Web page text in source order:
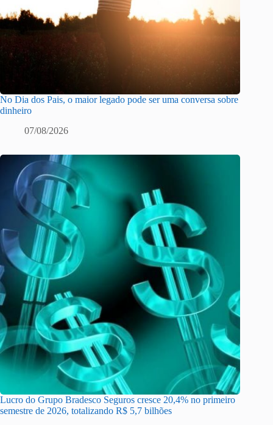
No Dia dos Pais, o maior legado pode ser uma conversa sobre
dinheiro
07/08/2026
Lucro do Grupo Bradesco Seguros cresce 20,4% no primeiro
semestre de 2026, totalizando R$ 5,7 bilhões